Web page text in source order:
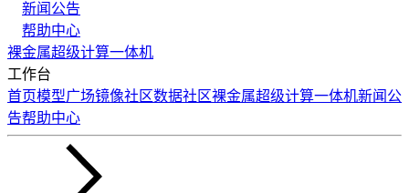
新闻公告
帮助中心
裸金属超级计算一体机
工作台
首页模型广场镜像社区数据社区裸金属超级计算一体机新闻公
告帮助中心